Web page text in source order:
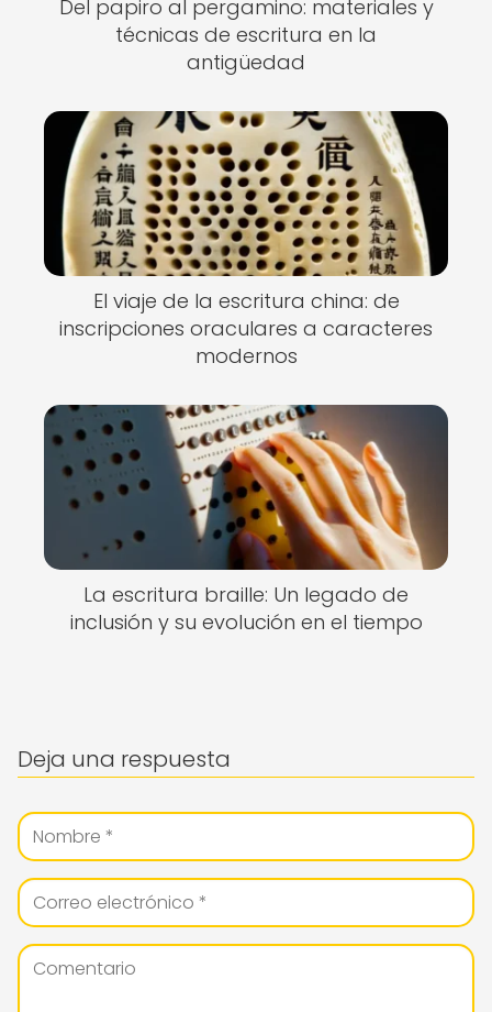
Del papiro al pergamino: materiales y
técnicas de escritura en la
antigüedad
El viaje de la escritura china: de
inscripciones oraculares a caracteres
modernos
La escritura braille: Un legado de
inclusión y su evolución en el tiempo
Deja una respuesta